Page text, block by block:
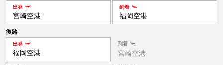
出発
宮崎空港
到着
福岡空港
復路
出発
福岡空港
到着
宮崎空港